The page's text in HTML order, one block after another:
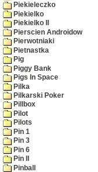
Piekieleczko
Piekielko
Piekielko II
Pierscien Androidow
Pierwotniaki
Pietnastka
Pig
Piggy Bank
Pigs In Space
Pilka
Pilkarski Poker
Pillbox
Pilot
Pilots
Pin 1
Pin 3
Pin 6
Pin II
Pinball